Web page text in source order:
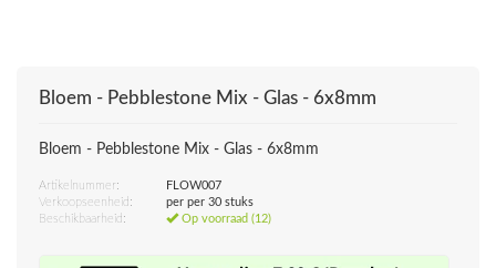
Bloem - Pebblestone Mix - Glas - 6x8mm
Bloem - Pebblestone Mix - Glas - 6x8mm
Artikelnummer:
FLOW007
Verkoopseenheid:
per per 30 stuks
Beschikbaarheid:
Op voorraad (12)